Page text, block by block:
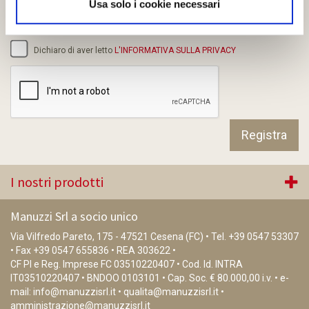
Usa solo i cookie necessari
Dichiaro di aver letto L'INFORMATIVA SULLA PRIVACY
I nostri prodotti
Manuzzi Srl a socio unico
Via Vilfredo Pareto, 175 - 47521 Cesena (FC) • Tel. +39 0547 53307
• Fax +39 0547 655836 • REA 303622 •
CF PI e Reg. Imprese FC 03510220407 • Cod. Id. INTRA
IT03510220407 • BNDOO 0103101 • Cap. Soc. € 80.000,00 i.v. • e-
mail: info@manuzzisrl.it • qualita@manuzzisrl.it •
amministrazione@manuzzisrl.it